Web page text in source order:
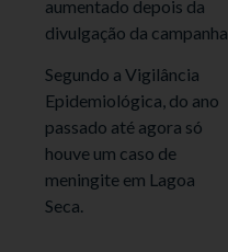
aumentado depois da
divulgação da campanha.
Segundo a Vigilância
Epidemiológica, do ano
passado até agora só
houve um caso de
meningite em Lagoa
Seca.